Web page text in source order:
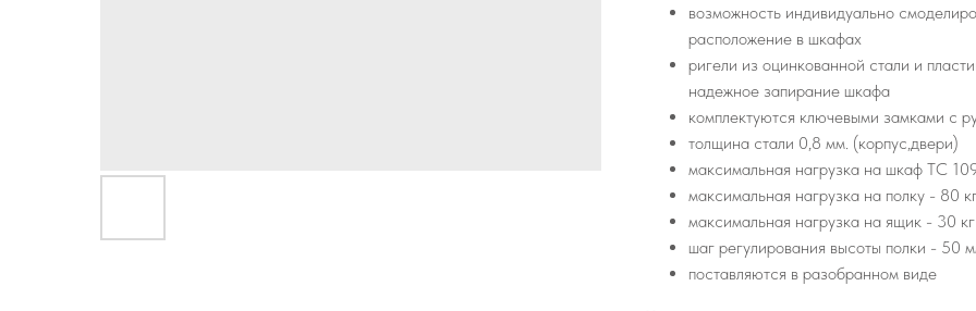
возможность индивидуально
расположение в шкафах
ригели из оцинкованной стали и
надежное запирание шкафа
комплектуются ключевыми замками с
толщина стали 0,8 мм. (корпус,двери)
максимальная нагрузка на шкаф ТС
максимальная нагрузка на полку - 80
максимальная нагрузка на ящик - 30 кг
шаг регулирования высоты полки - 50
поставляются в разобранном виде